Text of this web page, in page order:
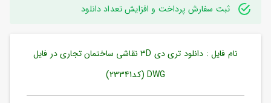
راهنما
دانلود
ثبت سفارش پرداخت و افزایش تعداد دانلود
نام فایل : دانلود تری دی 3D نقاشی ساختمان تجاری در فایل
DWG (کد23341)